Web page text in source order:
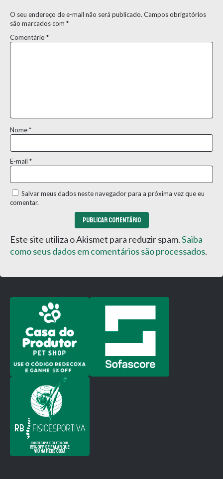
O seu endereço de e-mail não será publicado. Campos obrigatórios
são marcados com *
Comentário *
Nome*
E-mail *
Salvar meus dados neste navegador para a próxima vez que eu
comentar.
Este site utiliza o Akismet para reduzir spam.Saiba
como seus dados em comentários são processados.